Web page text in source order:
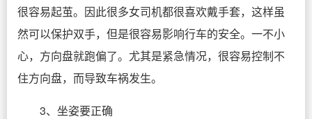
很容易起茧。因此很多女司机都很喜欢戴手套，这样虽
然可以保护双手，但是很容易影响行车的安全。一不小
心，方向盘就跑偏了。尤其是紧急情况，很容易控制不
住方向盘，而导致车祸发生。
3、坐姿要正确